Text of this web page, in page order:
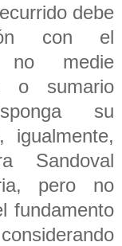
debe
con el
no medie
o sumario
su
Sandoval
pero no
fundamento